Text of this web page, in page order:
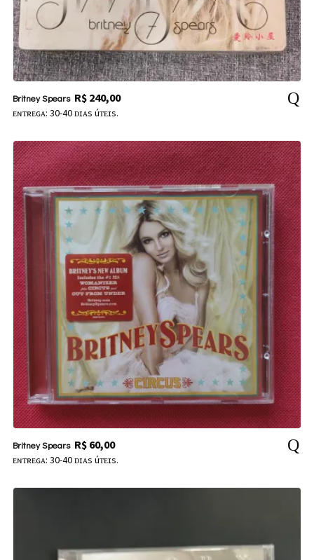
Britney Spears R$240,00
ᴇɴᴛʀᴇɢᴀ: 30-40 ᴅɪᴀs úᴛᴇɪs.
Britney Spears R$60,00
ᴇɴᴛʀᴇɢᴀ: 30-40 ᴅɪᴀs úᴛᴇɪs.